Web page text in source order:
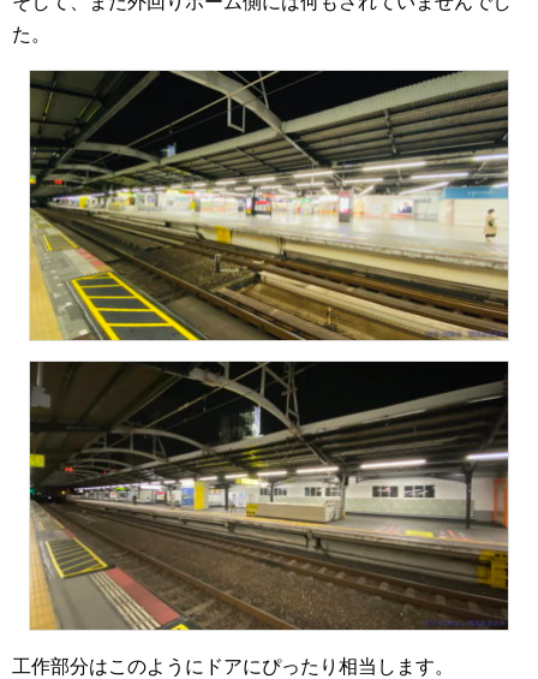
た。
工作部分はこのようにドアにぴったり相当します。